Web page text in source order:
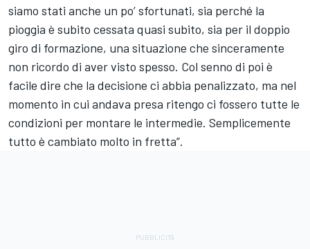
siamo stati anche un po’ sfortunati, sia perché la
pioggia è subito cessata quasi subito, sia per il doppio
giro di formazione, una situazione che sinceramente
non ricordo di aver visto spesso. Col senno di poi è
facile dire che la decisione ci abbia penalizzato, ma nel
momento in cui andava presa ritengo ci fossero tutte le
condizioni per montare le intermedie. Semplicemente
tutto è cambiato molto in fretta”.